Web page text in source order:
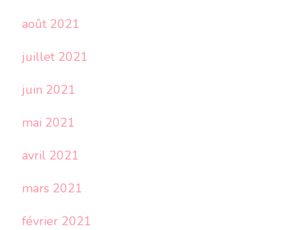
août 2021
juillet 2021
juin 2021
mai 2021
avril 2021
mars 2021
février 2021